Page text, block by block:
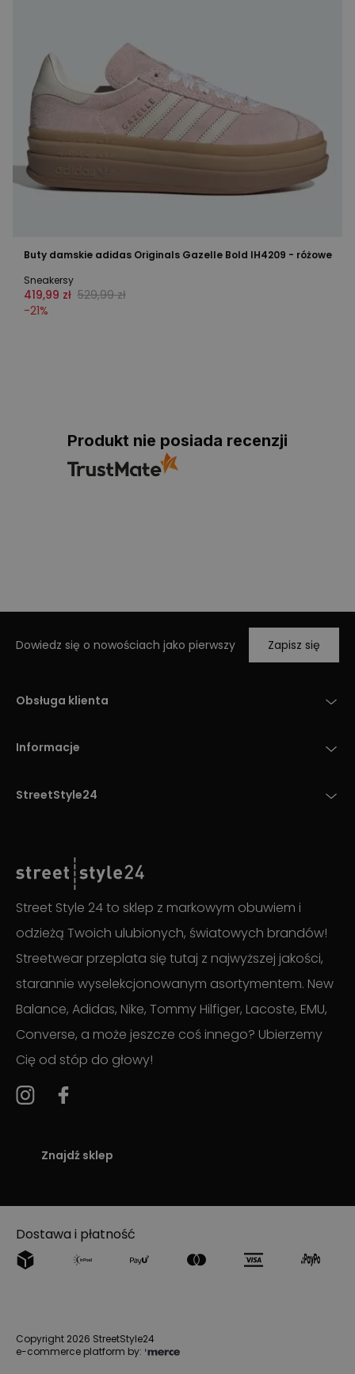
Buty damskie adidas Originals Gazelle Bold IH4209 - różowe
Sneakersy
419,99 zł 529,99 zł
-21%
Produkt nie posiada recenzji
Dowiedz się o nowościach jako pierwszy Zapisz się
Obsługa klienta
Informacje
StreetStyle24
Street Style 24 to sklep z markowym obuwiem i
odzieżą Twoich ulubionych, światowych brandów!
Streetwear przeplata się tutaj z najwyższej jakości,
starannie wyselekcjonowanym asortymentem. New
Balance, Adidas, Nike, Tommy Hilfiger, Lacoste, EMU,
Converse, a może jeszcze coś innego? Ubierzemy
Cię od stóp do głowy!
Znajdź sklep
Dostawa i płatność
Copyright 2026 StreetStyle24
e-commerce platform by: